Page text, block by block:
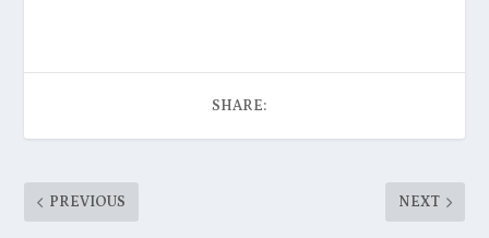
SHARE:
PREVIOUS NEXT